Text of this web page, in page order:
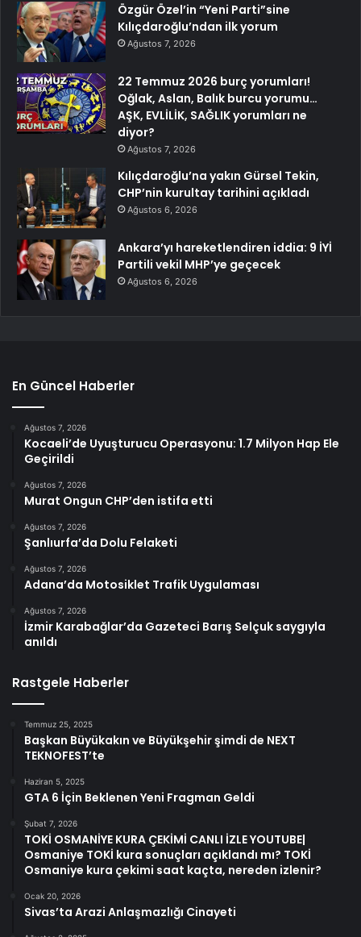
Özgür Özel’in “Yeni Parti”sine
Kılıçdaroğlu’ndan ilk yorum
Ağustos 7, 2026
22 Temmuz 2026 burç yorumları!
Oğlak, Aslan, Balık burcu yorumu…
AŞK, EVLİLİK, SAĞLIK yorumları ne
diyor?
Ağustos 7, 2026
Kılıçdaroğlu’na yakın Gürsel Tekin,
CHP’nin kurultay tarihini açıkladı
Ağustos 6, 2026
Ankara’yı hareketlendiren iddia: 9 İYİ
Partili vekil MHP’ye geçecek
Ağustos 6, 2026
En Güncel Haberler
Ağustos 7, 2026
Kocaeli’de Uyuşturucu Operasyonu: 1.7 Milyon Hap Ele
Geçirildi
Ağustos 7, 2026
Murat Ongun CHP’den istifa etti
Ağustos 7, 2026
Şanlıurfa’da Dolu Felaketi
Ağustos 7, 2026
Adana’da Motosiklet Trafik Uygulaması
Ağustos 7, 2026
İzmir Karabağlar’da Gazeteci Barış Selçuk saygıyla
anıldı
Rastgele Haberler
Temmuz 25, 2025
Başkan Büyükakın ve Büyükşehir şimdi de NEXT
TEKNOFEST’te
Haziran 5, 2025
GTA 6 İçin Beklenen Yeni Fragman Geldi
Şubat 7, 2026
TOKİ OSMANİYE KURA ÇEKİMİ CANLI İZLE YOUTUBE|
Osmaniye TOKİ kura sonuçları açıklandı mı? TOKİ
Osmaniye kura çekimi saat kaçta, nereden izlenir?
Ocak 20, 2026
Sivas’ta Arazi Anlaşmazlığı Cinayeti